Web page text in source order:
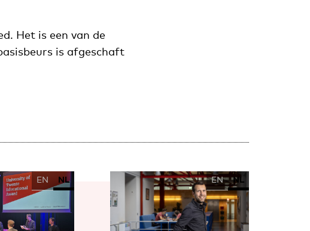
Het is een van de
is afgeschaft
EN NL EN NL